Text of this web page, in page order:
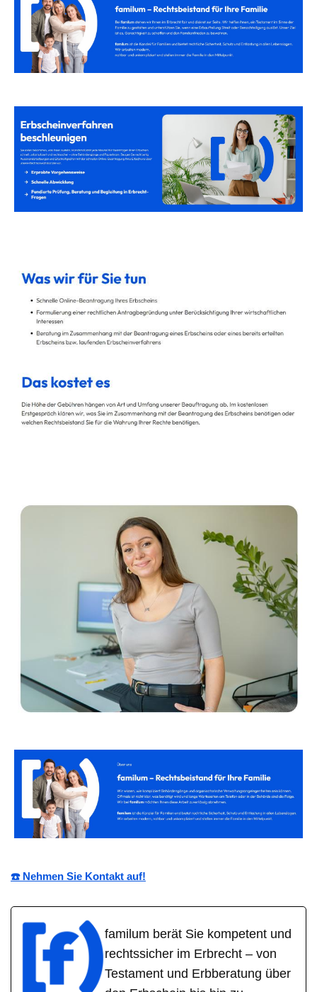
☎️ Nehmen Sie Kontakt auf!
familum berät Sie kompetent und
rechtssicher im Erbrecht – von
Testament und Erbberatung über